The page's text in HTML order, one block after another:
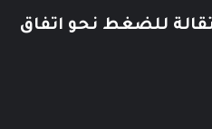
للضغط نحو اتفاق